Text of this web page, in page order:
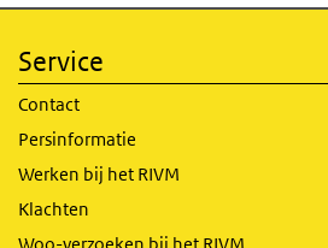
Service
Contact
Persinformatie
Werken bij het RIVM
Klachten